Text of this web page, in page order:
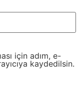
için adım, e-
kaydedilsin.